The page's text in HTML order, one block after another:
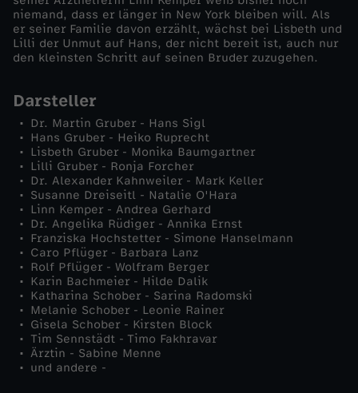
k
(
1
)
niemand, dass er länger in New York bleiben will. Als
er seiner Familie davon erzählt, wächst bei Lisbeth und
Lilli der Unmut auf Hans, der nicht bereit ist, auch nur
den kleinsten Schritt auf seinen Bruder zuzugehen.
Darsteller
Dr. Martin Gruber - Hans Sigl
Hans Gruber - Heiko Ruprecht
Lisbeth Gruber - Monika Baumgartner
Lilli Gruber - Ronja Forcher
Dr. Alexander Kahnweiler - Mark Keller
Susanne Dreiseitl - Natalie O'Hara
Linn Kemper - Andrea Gerhard
Dr. Angelika Rüdiger - Annika Ernst
Franziska Hochstetter - Simone Hanselmann
Caro Pflüger - Barbara Lanz
Rolf Pflüger - Wolfram Berger
Karin Bachmeier - Hilde Dalik
Katharina Schober - Sarina Radomski
Melanie Schober - Leonie Rainer
Gisela Schober - Kirsten Block
Tim Sennstädt - Timo Fakhravar
Ärztin - Sabine Menne
und andere -